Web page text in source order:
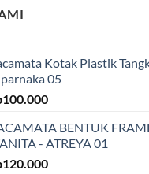
Kotak Plastik
05
100.000
BENTUK
- ATREYA 01
120.000